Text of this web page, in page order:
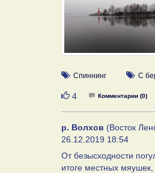
Спиннинг С
Нравится
4 Комментарии (0)
р. Волхов (Восток
26.12.2019 18:54
От безысходности
итоге местных